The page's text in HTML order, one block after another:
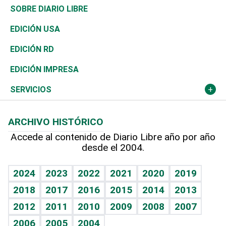
José Boquete
Reportajes
Asia
África
Ocenanía
Caribe
Resto del mundo
Consumo
Vivienda
Telecom.
Global y variable
Economía personal
Belleza
Buena Vida
Sociales
Novedades
Podcast Arte Libre
Hablando con el pediatra
Vida y familia
Eñe
Celebrando la vida
Golf
Ciclismo
Tenis
Olimpismo
Más deportes
Línea de hit
TBT Deportivo
De buena tinta
En Directo
Frente al Statu Quo
El Espía
Noticiero Poteleche
Clima
Tecnología
Historia
Martes de tecnología
Cambio climático
Mundo
Economía
Revista
Deportes
Opinión
Hecho en casa
Guía del dinero
SOBRE DIARIO LIBRE
EDICIÓN USA
EDICIÓN RD
EDICIÓN IMPRESA
SERVICIOS
Cumpleaños
Horóscopos
Juegos
ARCHIVO HISTÓRICO
Accede al contenido de Diario Libre año por año
desde el 2004.
2024 2023 2022 2021 2020
2019
2018
2017 2016 2015 2014
2013
2012
2011 2010 2009 2008
2007
2006
2005 2004